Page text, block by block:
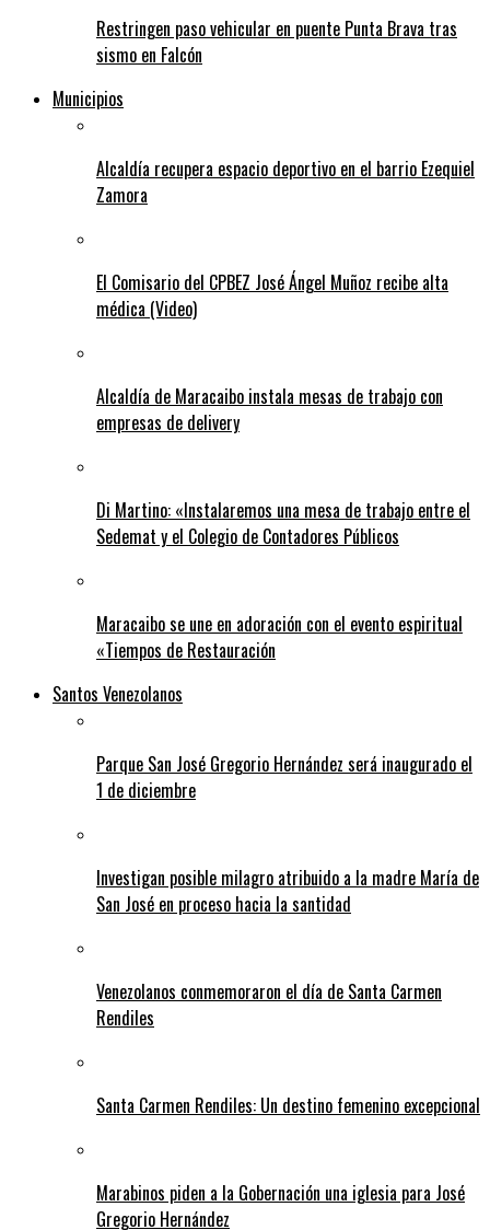
Restringen paso vehicular en puente Punta Brava tras
sismo en Falcón
Municipios
Alcaldía recupera espacio deportivo en el barrio Ezequiel
Zamora
El Comisario del CPBEZ José Ángel Muñoz recibe alta
médica (Video)
Alcaldía de Maracaibo instala mesas de trabajo con
empresas de delivery
Di Martino: «Instalaremos una mesa de trabajo entre el
Sedemat y el Colegio de Contadores Públicos
Maracaibo se une en adoración con el evento espiritual
«Tiempos de Restauración
Santos Venezolanos
Parque San José Gregorio Hernández será inaugurado el
1 de diciembre
Investigan posible milagro atribuido a la madre María de
San José en proceso hacia la santidad
Venezolanos conmemoraron el día de Santa Carmen
Rendiles
Santa Carmen Rendiles: Un destino femenino excepcional
Marabinos piden a la Gobernación una iglesia para José
Gregorio Hernández